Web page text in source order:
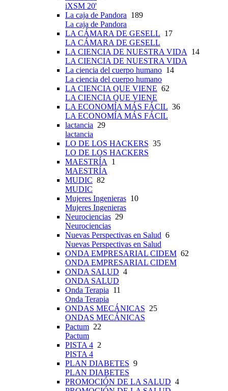
iXSM 20'
La caja de Pandora 189
La caja de Pandora
LA CÁMARA DE GESELL 17
LA CÁMARA DE GESELL
LA CIENCIA DE NUESTRA VIDA
14
LA CIENCIA DE NUESTRA VIDA
La ciencia del cuerpo humano 14
La ciencia del cuerpo humano
LA CIENCIA QUE VIENE 62
LA CIENCIA QUE VIENE
LA ECONOMÍA MÁS FÁCIL 36
LA ECONOMÍA MÁS FÁCIL
lactancia 29
lactancia
LO DE LOS HACKERS 35
LO DE LOS HACKERS
MAESTRÍA
1
MAESTRÍA
MUDIC 82
MUDIC
Mujeres Ingenieras 10
Mujeres Ingenieras
Neurociencias 29
Neurociencias
Nuevas Perspectivas en Salud 6
Nuevas Perspectivas en Salud
ONDA EMPRESARIAL CIDEM 62
ONDA EMPRESARIAL CIDEM
ONDA SALUD 4
ONDA SALUD
Onda Terapia 11
Onda Terapia
ONDAS MECÁNICAS 25
ONDAS MECÁNICAS
Pactum 22
Pactum
PISTA 4 2
PISTA 4
PLAN DIABETES 9
PLAN DIABETES
PROMOCIÓN DE LA SALUD 4